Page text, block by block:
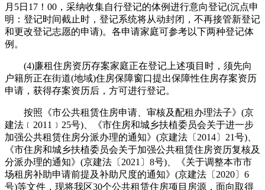
月5日17！00，采纳收集自行登记的体例进行意向登记(沉点申
明：登记时间截止时，登记系统将从动封闭，不再接管新登记
和更改登记志愿的申请)。各申请家庭可参考以下两种登记体
例。
(4)廉租住房资历存案家庭正在登记上述项目时，须先向
户籍所正在街道(地域)住房保障窗口提出保障性住房存案资历
申请，获得存案资历后，方可进行登记。
按照《市公共租赁住房申请、审核及配租办理法子》(京
建法﹝2011﹞25号)、《市住房和城乡扶植委员会关于进一步
加强公共租赁住房分派办理的通知》(京建法〔2014〕21号)、
《市住房和城乡扶植委员会关于加强公共租赁住房资历复核及
分派办理的通知》(京建法〔2021〕8号)、《关于调整本市市
场租房补助申请前提及补助尺度的通知》(京建法〔2020〕6
号)等文件，现将我区30个公共租赁住房项目房源，面向取得